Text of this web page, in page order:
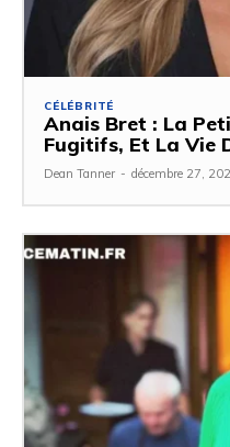
CÉLÉBRITÉ
Anais Bret : La
Fugitifs, Et La Vie
Dean Tanner - décembre 27,